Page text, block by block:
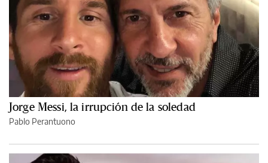
Jorge Messi, la irrupción de la soledad
Pablo Perantuono